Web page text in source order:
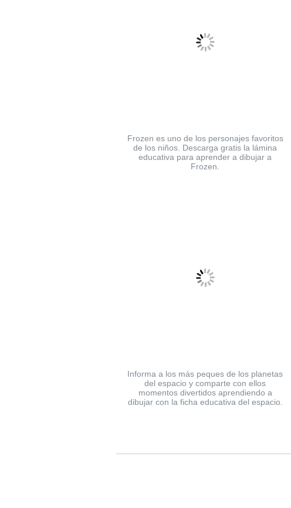
Frozen es uno de los personajes favoritos
de los niños. Descarga gratis la lámina
educativa para aprender a dibujar a
Frozen.
Informa a los más peques de los planetas
del espacio y comparte con ellos
momentos divertidos aprendiendo a
dibujar con la ficha educativa del espacio.